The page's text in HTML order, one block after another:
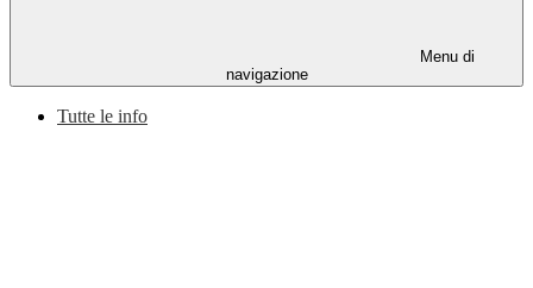
Menu di
navigazione
Tutte le info